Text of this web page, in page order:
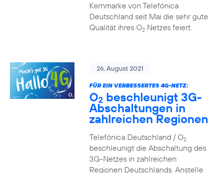
Kernmarke von Telefónica
Deutschland seit Mai die sehr gute
Qualität ihres O2Netzes feiert.
26. August 2021
FÜR EIN VERBESSERTES 4G-NETZ:
O2 beschleunigt 3G-
Abschaltungen in
zahlreichen Regionen
Telefónica Deutschland / O2
beschleunigt die Abschaltung des
3G-Netzes in zahlreichen
Regionen Deutschlands. Anstelle